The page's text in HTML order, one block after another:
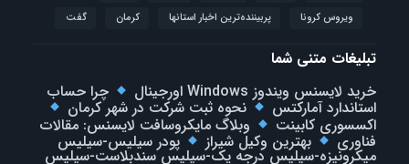
ویروس کرونا
پربیننده‌ترین اخبار استانها کرمان گفت
تبلیغات متنی شما
خرید لایسنس ویندوز Windows اورجینال
چرا حساب
استاندارد آمارکتس نحوه ثبت شرکت در شهر کرمان
اکسسوری کابینت وبلاگ مایکروسافت لایسنس: مقالات
فناوری بهترین وکیل شیراز پودر سیلیس-سیلیس
میکرونیزه-سیلیس درجه یک-سیلیس سندبلاست-سیلیس